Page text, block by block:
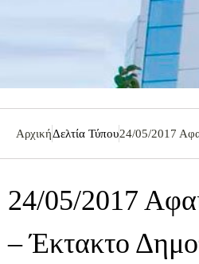
ΑρχικήΔελτία Τύπου24/05/2017
24/05/2017
– Έκτακτο